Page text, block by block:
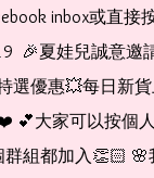
inbox或直
🎉夏娃兒誠意邀
選優惠💥每日新
💕大家可以按個
組都加入👏🏻 🌸